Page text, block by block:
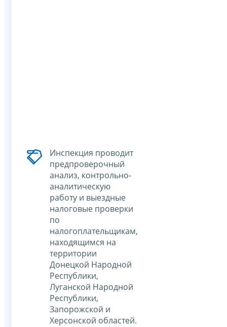
Инспекция проводит
предпроверочный
анализ, контрольно-
аналитическую
работу и выездные
налоговые проверки
по
налогоплательщикам,
находящимся на
территории
Донецкой Народной
Республики,
Луганской Народной
Республики,
Запорожской и
Херсонской областей.